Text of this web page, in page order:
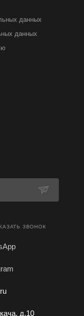
данных
данных
ЗВОНОК
д.10